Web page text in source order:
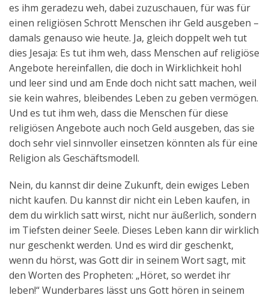
es ihm geradezu weh, dabei zuzuschauen, für was für
einen religiösen Schrott Menschen ihr Geld ausgeben –
damals genauso wie heute. Ja, gleich doppelt weh tut
dies Jesaja: Es tut ihm weh, dass Menschen auf religiöse
Angebote hereinfallen, die doch in Wirklichkeit hohl
und leer sind und am Ende doch nicht satt machen, weil
sie kein wahres, bleibendes Leben zu geben vermögen.
Und es tut ihm weh, dass die Menschen für diese
religiösen Angebote auch noch Geld ausgeben, das sie
doch sehr viel sinnvoller einsetzen könnten als für eine
Religion als Geschäftsmodell.
Nein, du kannst dir deine Zukunft, dein ewiges Leben
nicht kaufen. Du kannst dir nicht ein Leben kaufen, in
dem du wirklich satt wirst, nicht nur äußerlich, sondern
im Tiefsten deiner Seele. Dieses Leben kann dir wirklich
nur geschenkt werden. Und es wird dir geschenkt,
wenn du hörst, was Gott dir in seinem Wort sagt, mit
den Worten des Propheten: „Höret, so werdet ihr
leben!“ Wunderbares lässt uns Gott hören in seinem